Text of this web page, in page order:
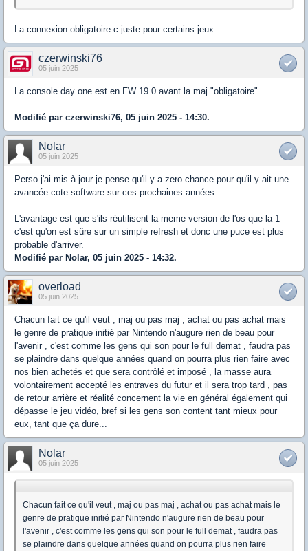
La connexion obligatoire c juste pour certains jeux.
czerwinski76
05 juin 2025
La console day one est en FW 19.0 avant la maj "obligatoire".
Modifié par czerwinski76, 05 juin 2025 - 14:30.
Nolar
05 juin 2025
Perso j'ai mis à jour je pense qu'il y a zero chance pour qu'il y ait une
avancée cote software sur ces prochaines années.
L'avantage est que s'ils réutilisent la meme version de l'os que la 1
c'est qu'on est sûre sur un simple refresh et donc une puce est plus
probable d'arriver.
Modifié par Nolar, 05 juin 2025 - 14:32.
overload
05 juin 2025
Chacun fait ce qu'il veut , maj ou pas maj , achat ou pas achat mais
le genre de pratique initié par Nintendo n'augure rien de beau pour
l'avenir , c'est comme les gens qui son pour le full demat , faudra pas
se plaindre dans quelque années quand on pourra plus rien faire avec
nos bien achetés et que sera contrôlé et imposé , la masse aura
volontairement accepté les entraves du futur et il sera trop tard , pas
de retour arrière et réalité concernent la vie en général également qui
dépasse le jeu vidéo, bref si les gens son content tant mieux pour
eux, tant que ça dure...
Nolar
05 juin 2025
Chacun fait ce qu'il veut , maj ou pas maj , achat ou pas achat mais le
genre de pratique initié par Nintendo n'augure rien de beau pour
l'avenir , c'est comme les gens qui son pour le full demat , faudra pas
se plaindre dans quelque années quand on pourra plus rien faire